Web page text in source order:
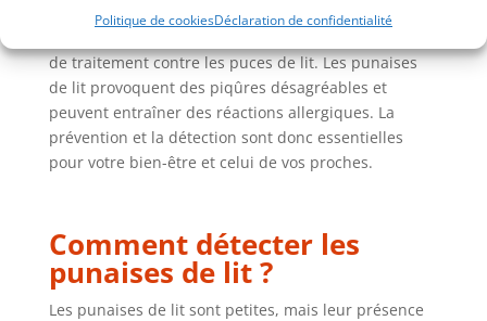
Politique de cookiesDéclaration de confidentialité
est crucial. Une détection précoce permet de limiter
de traitement contre les puces de lit. Les punaises
de lit provoquent des piqûres désagréables et
peuvent entraîner des réactions allergiques. La
prévention et la détection sont donc essentielles
pour votre bien-être et celui de vos proches.
Comment détecter les
punaises de lit ?
Les punaises de lit sont petites, mais leur présence